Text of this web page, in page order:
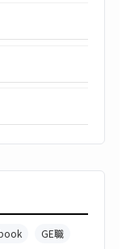
GE職